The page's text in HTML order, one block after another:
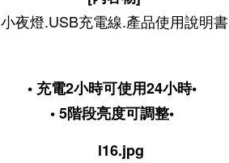
小夜燈.USB充電線.產品使用說明書
• 充電2小時可使用24小時•
•5階段亮度可調整•